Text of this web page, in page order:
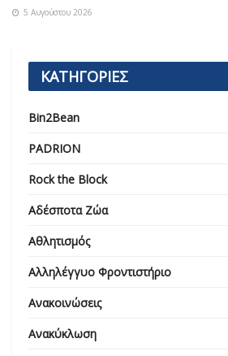
5 Αυγούστου 2026
ΚΑΤΗΓΟΡΙΕΣ
Bin2Bean
PADRION
Rock the Block
Αδέσποτα Ζώα
Αθλητισμός
Αλληλέγγυο Φροντιστήριο
Ανακοινώσεις
Ανακύκλωση